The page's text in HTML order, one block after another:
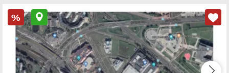
%